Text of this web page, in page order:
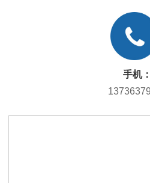
手机：